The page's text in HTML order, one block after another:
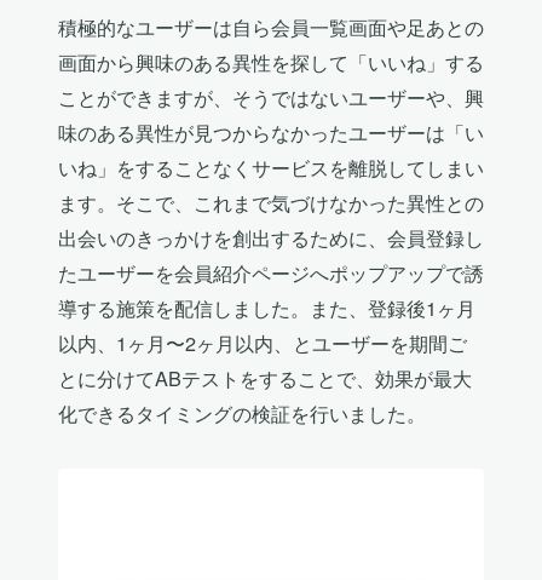
積極的なユーザーは自ら会員一覧画面や足あとの
画面から興味のある異性を探して「いいね」する
ことができますが、そうではないユーザーや、興
味のある異性が見つからなかったユーザーは「い
いね」をすることなくサービスを離脱してしまい
ます。そこで、これまで気づけなかった異性との
出会いのきっかけを創出するために、会員登録し
たユーザーを会員紹介ページへポップアップで誘
導する施策を配信しました。また、登録後1ヶ月
以内、1ヶ月〜2ヶ月以内、とユーザーを期間ご
とに分けてABテストをすることで、効果が最大
化できるタイミングの検証を行いました。